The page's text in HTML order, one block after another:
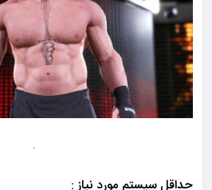
حداقل سیستم مورد نیاز :